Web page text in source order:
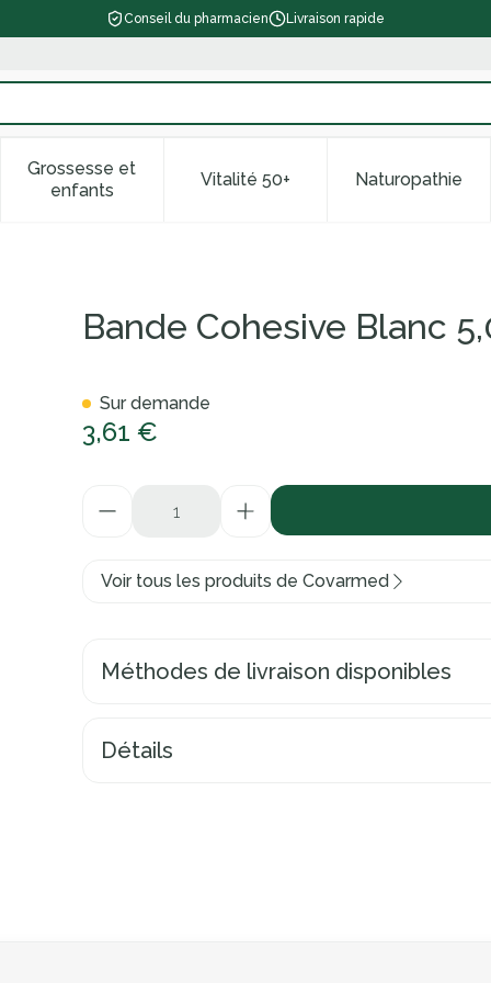
Conseil du pharmacien Livraison rapide
Beauté, soins et hygiène
menu pour la catégorie Régime, alimentation &
Grossesse et
enfantsAfficher le sous-menu pour la catégorie
Vitalité 50+Afficher le sous-menu pour la
Naturopathie
Afficher
Covarmed
Bande Cohesive Blanc
3,61 €
Sur demande
Voir tous les produits de Covarmed
Méthodes de livraison disponibles
Détails